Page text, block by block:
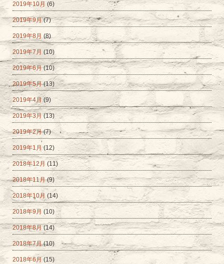
2019年10月 (6)
2019年9月(7)
2019年8月 (8)
2019年7月 (10)
2019年6月(10)
2019年5月(13)
2019年4月(9)
2019年3月(13)
2019年2月(7)
2019年1月(12)
2018年12月 (11)
2018年11月(9)
2018年10月 (14)
2018年9月 (10)
2018年8月 (14)
2018年7月(10)
2018年6月 (15)